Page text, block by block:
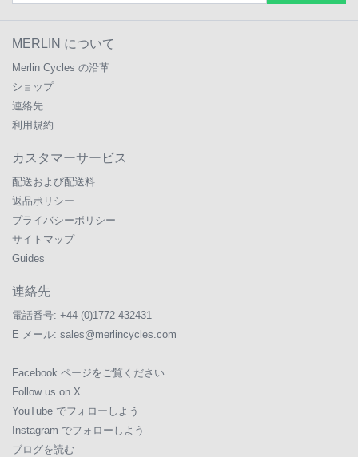
MERLIN について
Merlin Cycles の沿革
ショップ
連絡先
利用規約
カスタマーサービス
配送および配送料
返品ポリシー
プライバシーポリシー
サイトマップ
Guides
連絡先
電話番号: +44 (0)1772 432431
E メール: sales@merlincycles.com
Facebook ページをご覧ください
Follow us on X
YouTube でフォローしよう
Instagram でフォローしよう
ブログを読む